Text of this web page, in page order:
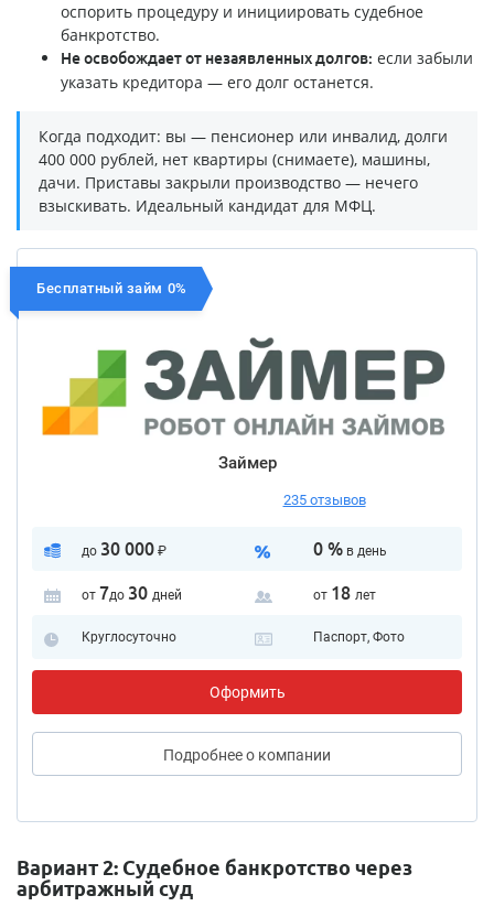
оспорить процедуру и инициировать судебное
банкротство.
Не освобождает от незаявленных долгов: если забыли
указать кредитора — его долг останется.
Когда подходит: вы — пенсионер или инвалид, долги
400 000 рублей, нет квартиры (снимаете), машины,
дачи. Приставы закрыли производство — нечего
взыскивать. Идеальный кандидат для МФЦ.
Бесплатный займ 0%
Займер
235 отзывов
до 30 000₽ 0 %в день
от 7до 30 дней от 18 лет
Круглосуточно Паспорт, Фото
Оформить
Подробнеео компании
Вариант 2: Судебное банкротство через
арбитражный суд